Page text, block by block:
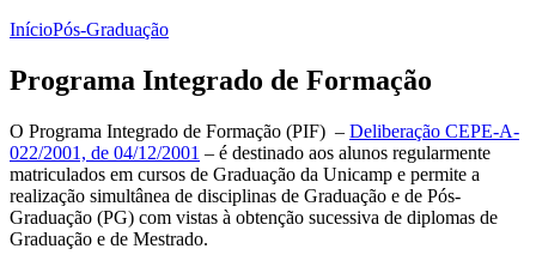
InícioPós-Graduação
Programa Integrado de Formação
O Programa Integrado de Formação (PIF) – Deliberação CEPE-A-
022/2001, de 04/12/2001 – é destinado aos alunos regularmente
matriculados em cursos de Graduação da Unicamp e permite a
realização simultânea de disciplinas de Graduação e de Pós-
Graduação (PG) com vistas à obtenção sucessiva de diplomas de
Graduação e de Mestrado.